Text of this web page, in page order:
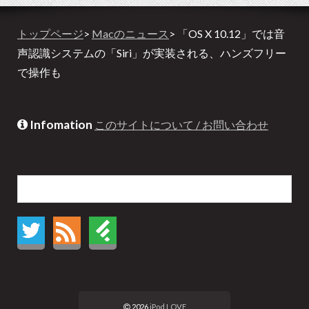
トップページ> Macのニュース > 「OS X 10.12」では音
声認識システムの「Siri」が実装される、ハンズフリー
で操作も
Infomation このサイトについて / お問い合わせ
2026iPod LOVE